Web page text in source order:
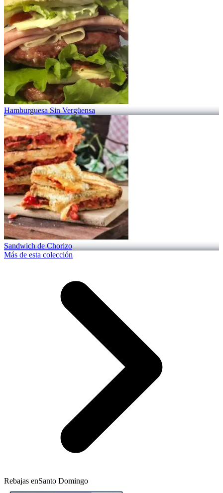
Hamburguesa Sin Vergüensa
Sandwich de Chorizo
Más de esta colección
Rebajas enSanto Domingo